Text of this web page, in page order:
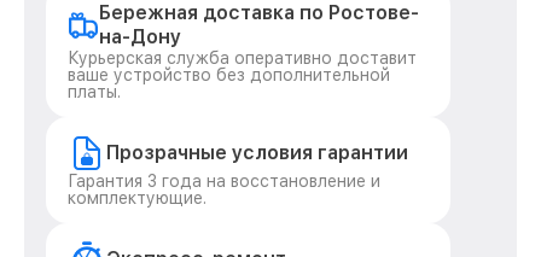
Бережная доставка по Ростове-
на-Дону
Курьерская служба оперативно доставит
ваше устройство без дополнительной
платы.
Прозрачные условия гарантии
Гарантия 3 года на восстановление и
комплектующие.